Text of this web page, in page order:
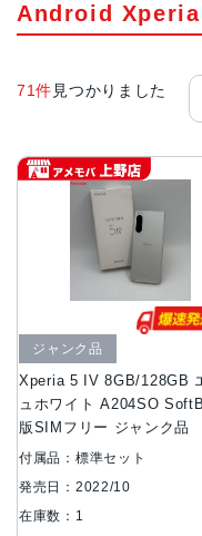
Android Xperia
71件 見つかりました
Xperia 5 IV 8GB/128GB
ュホワイト A204SO
版SIMフリー ジャンク品
ジャンク品
付属品：標準セット
発売日：2022/10
在庫数：1